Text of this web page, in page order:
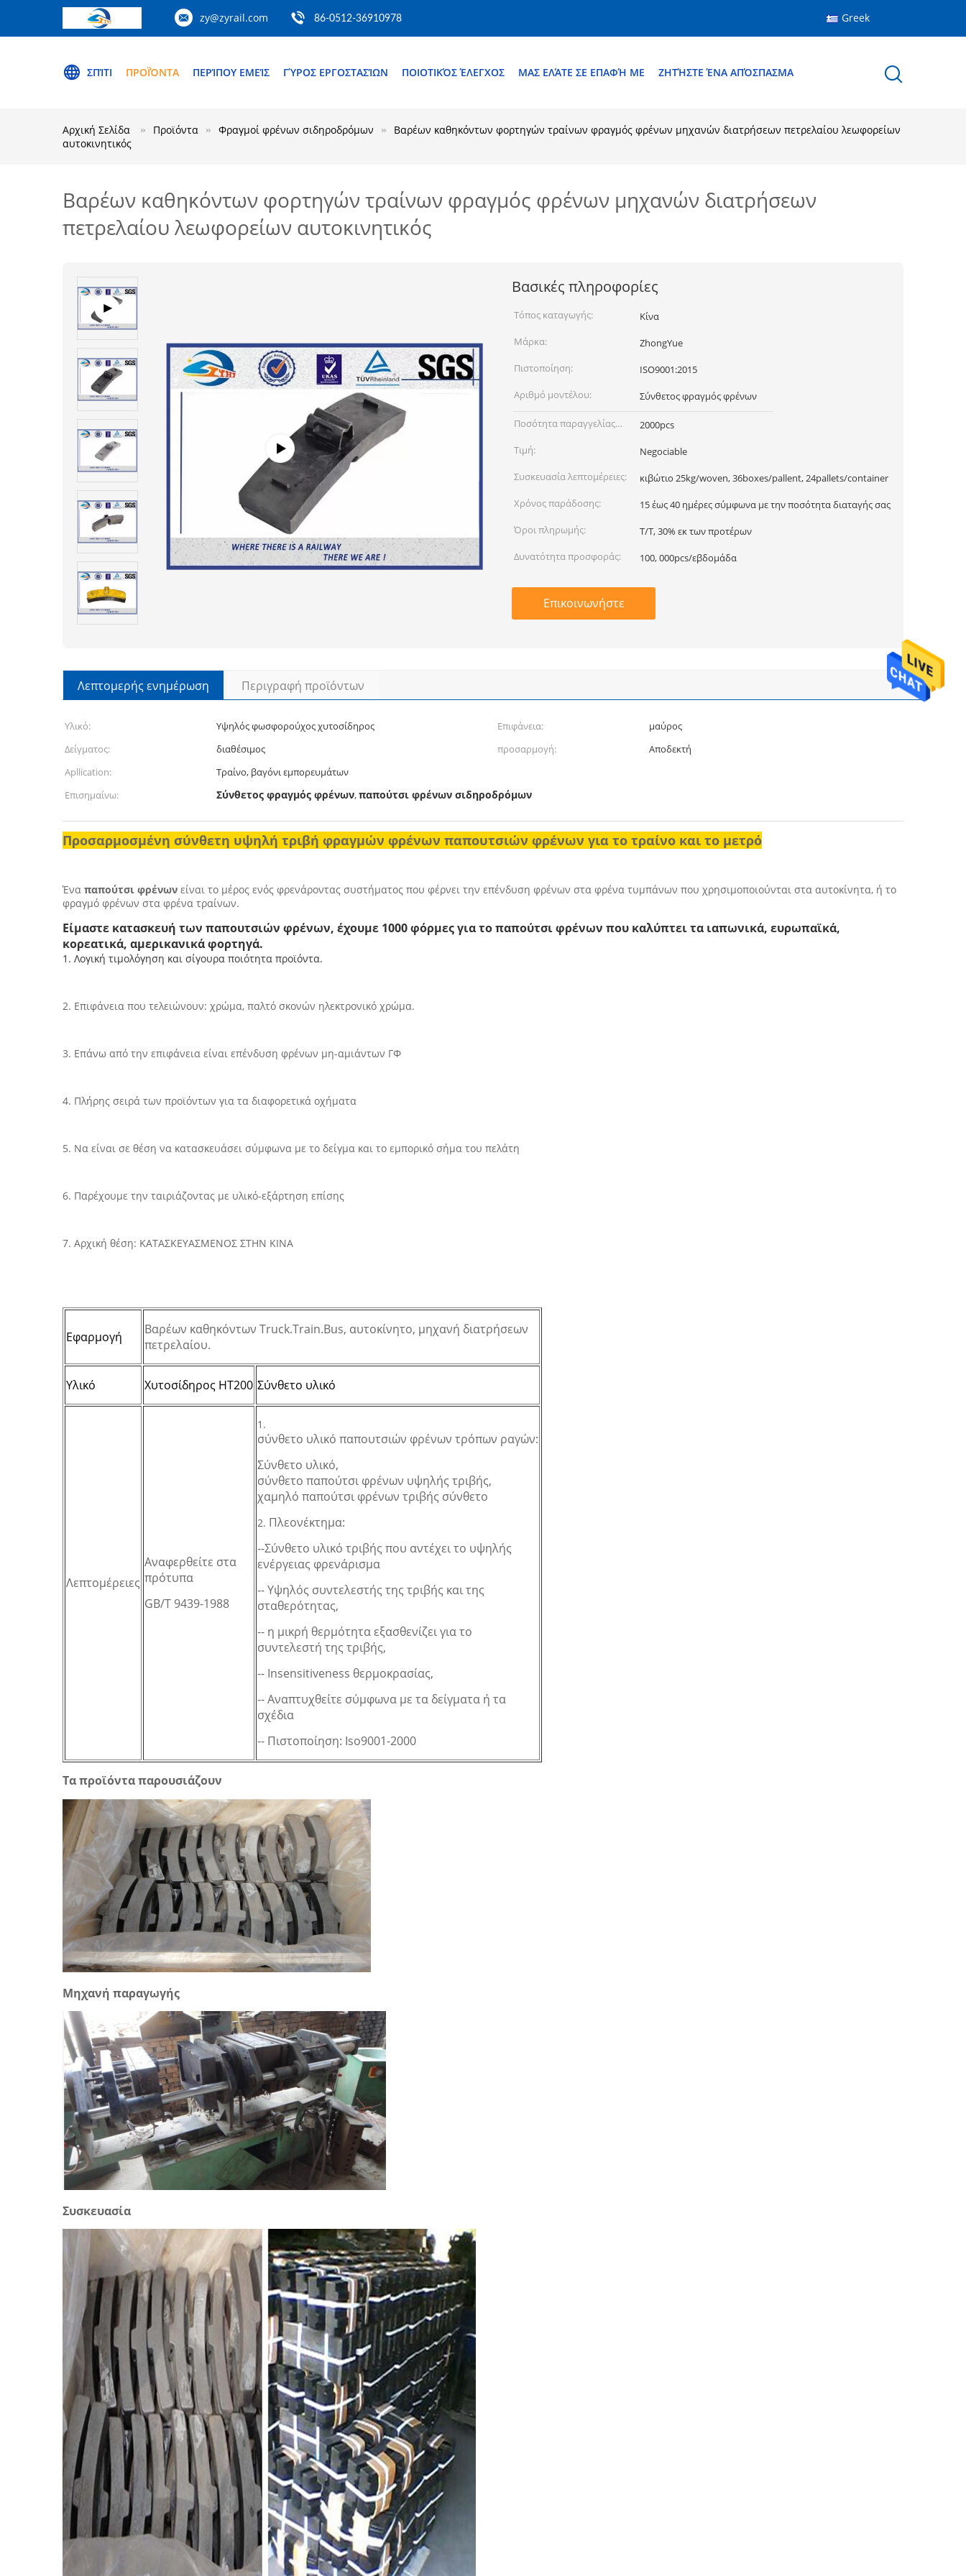
zy@zyrail.com 86-0512-36910978 Greek
ΣΠΊΤΙ ΠΡΟΪΌΝΤΑ ΠΕΡΊΠΟΥ ΕΜΕΊΣ ΓΎΡΟΣ ΕΡΓΟΣΤΑΣΊΩΝ ΠΟΙΟΤΙΚΌΣ ΈΛΕΓΧΟΣ ΜΑΣ ΕΛΆΤΕ ΣΕ ΕΠΑΦΉ ΜΕ ΖΗΤΉΣΤΕ ΈΝΑ ΑΠΌΣΠΑΣΜΑ
Αρχική Σελίδα Προϊόντα Φραγμοί φρένων σιδηροδρόμων
Βαρέων καθηκόντων φορτηγών τραίνων φραγμός φρένων μηχανών διατρήσεων πετρελαίου λεωφορείων
αυτοκινητικός
Βαρέων καθηκόντων φορτηγών τραίνων φραγμός φρένων μηχανών διατρήσεων
πετρελαίου λεωφορείων αυτοκινητικός
Βασικές πληροφορίες
Τόπος καταγωγής:
Κίνα
Μάρκα:
ZhongYue
Πιστοποίηση:
ISO9001:2015
Αριθμό μοντέλου:
Σύνθετος φραγμός φρένων
Ποσότητα παραγγελίας
min:
2000pcs
Τιμή:
Negociable
Συσκευασία λεπτομέρειες:
κιβώτιο 25kg/woven, 36boxes/pallent, 24pallets/container
Χρόνος παράδοσης:
15 έως 40 ημέρες σύμφωνα με την ποσότητα διαταγής σας
Όροι πληρωμής:
T/T, 30% εκ των προτέρων
Δυνατότητα προσφοράς:
100, 000pcs/εβδομάδα
Επικοινωνήστε
Λεπτομερής ενημέρωση Περιγραφή προϊόντων
Υλικό: Υψηλός φωσφορούχος χυτοσίδηρος Επιφάνεια:
μαύρος
Δείγματος:
διαθέσιμος προσαρμογή:
Αποδεκτή
Apllication:
Τραίνο, βαγόνι εμπορευμάτων
Επισημαίνω:
Σύνθετος φραγμός φρένων,παπούτσι φρένων σιδηροδρόμων
Προσαρμοσμένη σύνθετη υψηλή τριβή φραγμών φρένων παπουτσιών φρένων για το τραίνο και το μετρό
Ένα παπούτσι φρένων είναι το μέρος ενός φρενάροντας συστήματος που φέρνει την επένδυση φρένων στα φρένα τυμπάνων που χρησιμοποιούνται στα αυτοκίνητα, ή το
φραγμό φρένων στα φρένα τραίνων.
Είμαστε κατασκευή των παπουτσιών φρένων, έχουμε 1000 φόρμες για το παπούτσι φρένων που καλύπτει τα ιαπωνικά, ευρωπαϊκά,
κορεατικά, αμερικανικά φορτηγά.
1. Λογική τιμολόγηση και σίγουρα ποιότητα προϊόντα.
2. Επιφάνεια που τελειώνουν: χρώμα, παλτό σκονών ηλεκτρονικό χρώμα.
3. Επάνω από την επιφάνεια είναι επένδυση φρένων μη-αμιάντων ΓΦ
4. Πλήρης σειρά των προϊόντων για τα διαφορετικά οχήματα
5. Να είναι σε θέση να κατασκευάσει σύμφωνα με το δείγμα και το εμπορικό σήμα του πελάτη
6. Παρέχουμε την ταιριάζοντας με υλικό-εξάρτηση επίσης
7. Αρχική θέση: ΚΑΤΑΣΚΕΥΑΣΜΕΝΟΣ ΣΤΗΝ ΚΙΝΑ
Εφαρμογή
Βαρέων καθηκόντων Truck.Train.Bus, αυτοκίνητο, μηχανή διατρήσεων
πετρελαίου.
Υλικό Χυτοσίδηρος HT200 Σύνθετο υλικό
Λεπτομέρειες
Αναφερθείτε στα
πρότυπα
GB/T 9439-1988
1.
σύνθετο υλικό παπουτσιών φρένων τρόπων ραγών:
Σύνθετο υλικό,
σύνθετο παπούτσι φρένων υψηλής τριβής,
χαμηλό παπούτσι φρένων τριβής σύνθετο
2. Πλεονέκτημα:
--Σύνθετο υλικό τριβής που αντέχει το υψηλής
ενέργειας φρενάρισμα
-- Υψηλός συντελεστής της τριβής και της
σταθερότητας,
-- η μικρή θερμότητα εξασθενίζει για το
συντελεστή της τριβής,
-- Insensitiveness θερμοκρασίας,
-- Αναπτυχθείτε σύμφωνα με τα δείγματα ή τα
σχέδια
-- Πιστοποίηση: Iso9001-2000
Τα προϊόντα παρουσιάζουν
Μηχανή παραγωγής
Συσκευασία